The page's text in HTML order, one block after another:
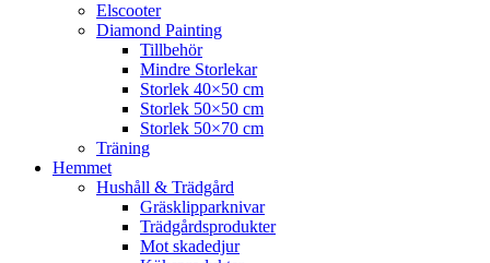
Elscooter
Diamond Painting
Tillbehör
Mindre Storlekar
Storlek 40×50 cm
Storlek 50×50 cm
Storlek 50×70 cm
Träning
Hemmet
Hushåll & Trädgård
Gräsklipparknivar
Trädgårdsprodukter
Mot skadedjur